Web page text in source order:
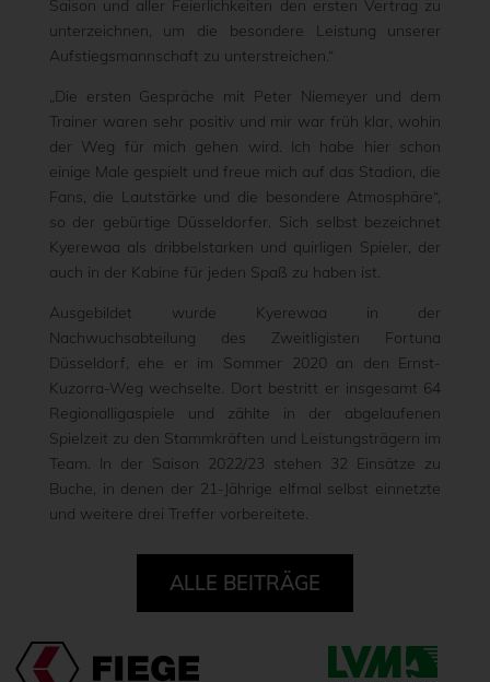
Saison und aller Feierlichkeiten den ersten Vertrag zu
unterzeichnen, um die besondere Leistung unserer
Aufstiegsmannschaft zu unterstreichen.“
„Die ersten Gespräche mit Peter Niemeyer und dem
Trainer waren sehr positiv und mir war früh klar, wohin
der Weg für mich gehen wird. Ich habe hier schon
einige Male gespielt und freue mich auf das Stadion, die
Fans, die Lautstärke und die besondere Atmosphäre“,
so der gebürtige Düsseldorfer. Sich selbst bezeichnet
Kyerewaa als dribbelstarken und quirligen Spieler, der
auch in der Kabine für jeden Spaß zu haben ist.
Ausgebildet wurde Kyerewaa in der
Nachwuchsabteilung des Zweitligisten Fortuna
Düsseldorf, ehe er im Sommer 2020 an den Ernst-
Kuzorra-Weg wechselte. Dort bestritt er insgesamt 64
Regionalligaspiele und zählte in der abgelaufenen
Spielzeit zu den Stammkräften und Leistungsträgern im
Team. In der Saison 2022/23 stehen 32 Einsätze zu
Buche, in denen der 21-Jährige elfmal selbst einnetzte
und weitere drei Treffer vorbereitete.
ALLE BEITRÄGE